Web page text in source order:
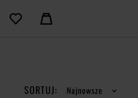
SORTUJ: Najnowsze